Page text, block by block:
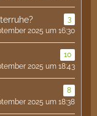
3
2025 um 16:30
10
2025 um 18:43
8
2025 um 18:38